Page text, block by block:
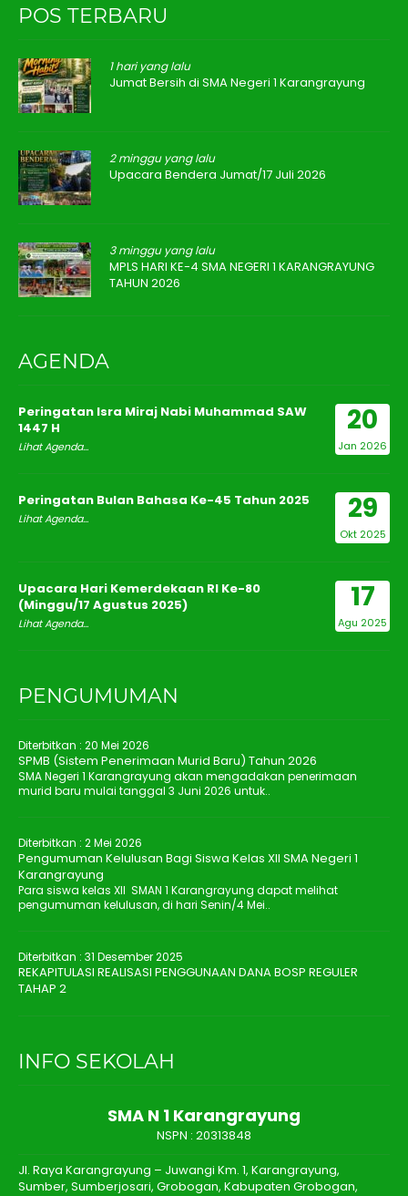
POS TERBARU
1 hari yang lalu
Jumat Bersih di SMA Negeri 1 Karangrayung
2 minggu yang lalu
Upacara Bendera Jumat/17 Juli 2026
3 minggu yang lalu
MPLS HARI KE-4 SMA NEGERI 1 KARANGRAYUNG
TAHUN 2026
AGENDA
20
Jan 2026
Peringatan Isra Miraj Nabi Muhammad SAW
1447 H
Lihat Agenda...
29
Okt 2025
Peringatan Bulan Bahasa Ke-45 Tahun 2025
Lihat Agenda...
17
Agu 2025
Upacara Hari Kemerdekaan RI Ke-80
(Minggu/17 Agustus 2025)
Lihat Agenda...
PENGUMUMAN
Diterbitkan : 20 Mei 2026
SPMB (Sistem Penerimaan Murid Baru) Tahun 2026
SMA Negeri 1 Karangrayung akan mengadakan penerimaan
murid baru mulai tanggal 3 Juni 2026 untuk..
Diterbitkan : 2 Mei 2026
Pengumuman Kelulusan Bagi Siswa Kelas XII SMA Negeri 1
Karangrayung
Para siswa kelas XII SMAN 1 Karangrayung dapat melihat
pengumuman kelulusan, di hari Senin/4 Mei..
Diterbitkan : 31 Desember 2025
REKAPITULASI REALISASI PENGGUNAAN DANA BOSP REGULER
TAHAP 2
INFO SEKOLAH
SMA N 1 Karangrayung
NSPN : 20313848
Jl. Raya Karangrayung – Juwangi Km. 1, Karangrayung,
Sumber, Sumberjosari, Grobogan, Kabupaten Grobogan,